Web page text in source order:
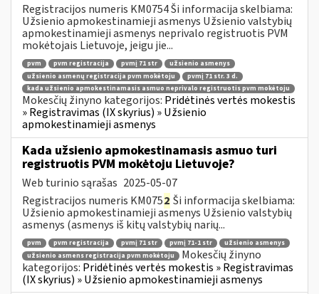
Registracijos numeris KM0754 Ši informacija skelbiama:
Užsienio apmokestinamieji asmenys Užsienio valstybių
apmokestinamieji asmenys neprivalo registruotis PVM
mokėtojais Lietuvoje, jeigu jie...
pvm pvm registracija pvmį 71 str
užsienio asmenys
užsienio asmenų registracija pvm mokėtoju
pvmį 71 str. 3 d.
kada užsienio apmokestinamasis asmuo neprivalo registruotis pvm mokėtoju
Mokesčių žinyno kategorijos: Pridėtinės vertės mokestis
» Registravimas (IX skyrius) » Užsienio
apmokestinamieji asmenys
Kada užsienio apmokestinamasis asmuo turi
registruotis PVM mokėtoju Lietuvoje?
Web turinio sąrašas 2025-05-07
Registracijos numeris KM0752 Ši informacija skelbiama:
Užsienio apmokestinamieji asmenys Užsienio valstybių
asmenys (asmenys iš kitų valstybių narių...
pvm pvm registracija pvmį 71 str pvmį 71-1 str
užsienio asmenys
užsienio asmens registracija pvm mokėtoju
Mokesčių žinyno
kategorijos: Pridėtinės vertės mokestis » Registravimas
(IX skyrius) » Užsienio apmokestinamieji asmenys